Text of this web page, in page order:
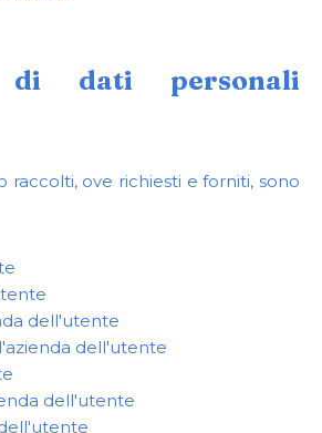
di dati personali
raccolti, ove richiesti e forniti, sono
dell'utente
dell'utente
dell'utente